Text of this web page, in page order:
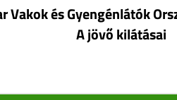
Vakok és Gyengénlátók
A jövő kilátásai